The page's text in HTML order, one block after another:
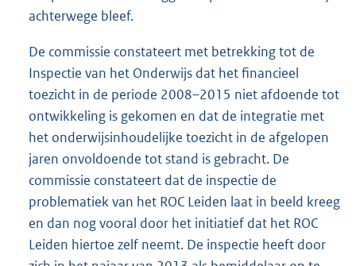
achterwege bleef.
De commissie constateert met betrekking tot de
Inspectie van het Onderwijs dat het financieel
toezicht in de periode 2008–2015 niet afdoende tot
ontwikkeling is gekomen en dat de integratie met
het onderwijsinhoudelijke toezicht in de afgelopen
jaren onvoldoende tot stand is gebracht. De
commissie constateert dat de inspectie de
problematiek van het ROC Leiden laat in beeld kreeg
en dan nog vooral door het initiatief dat het ROC
Leiden hiertoe zelf neemt. De inspectie heeft door